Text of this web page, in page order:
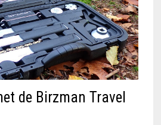
de Birzman Travel